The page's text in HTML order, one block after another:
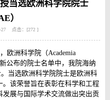
当选欧洲科学院院士
）
27 点击：[272 ]
欧洲科学院（Academia
公布的院士名单中，我院海纳
当选欧洲科学院院士是欧洲科
该荣誉旨在表彰在科学和工程
展与国际学术交流做出突出贡